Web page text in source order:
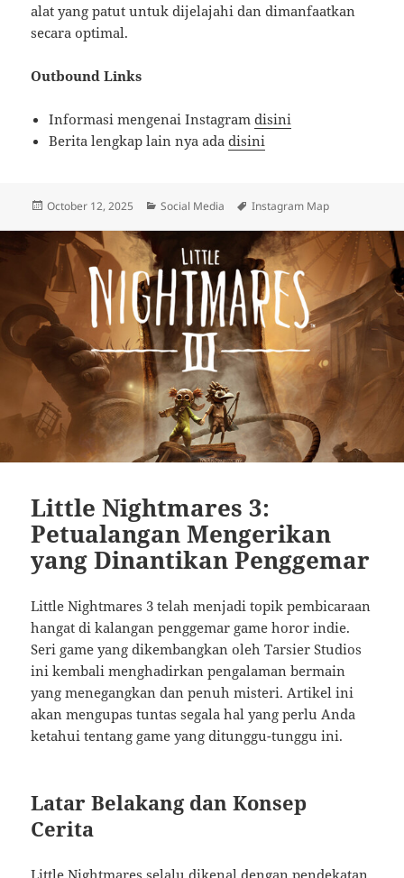
alat yang patut untuk dijelajahi dan dimanfaatkan
secara optimal.
Outbound Links
Informasi mengenai Instagramdisini
Berita lengkap lain nya adadisini
Posted
October 12, 2025 Categories
Social Media Tags
Instagram Map
Little Nightmares 3:
Petualangan Mengerikan
yang Dinantikan Penggemar
Little Nightmares 3 telah menjadi topik pembicaraan
hangat di kalangan penggemar game horor indie.
Seri game yang dikembangkan oleh Tarsier Studios
ini kembali menghadirkan pengalaman bermain
yang menegangkan dan penuh misteri. Artikel ini
akan mengupas tuntas segala hal yang perlu Anda
ketahui tentang game yang ditunggu-tunggu ini.
Latar Belakang dan Konsep
Cerita
Little Nightmares selalu dikenal dengan pendekatan